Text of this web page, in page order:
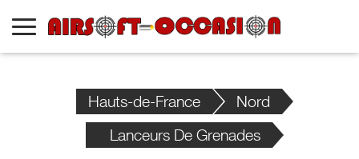
Hauts-de-France
Nord
Lanceurs De Grenades